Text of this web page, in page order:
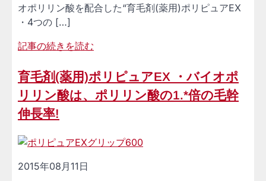
オポリリン酸を配合した“育毛剤(薬用)ポリピュアEX
・4つの […]
記事の続きを読む
育毛剤(薬用)ポリピュアEX ・バイオポ
リリン酸は、ポリリン酸の1.*倍の毛幹
伸長率!
2015年08月11日